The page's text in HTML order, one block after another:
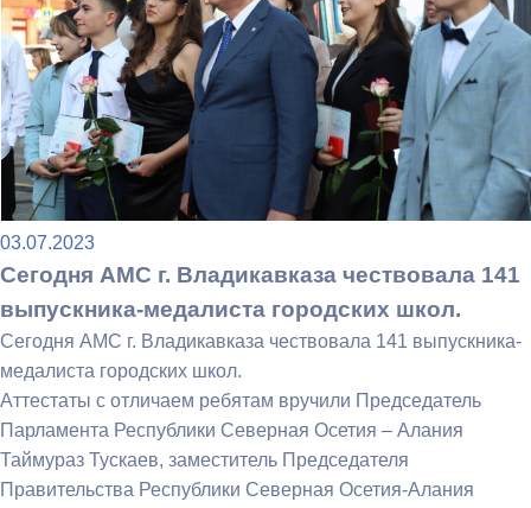
03.07.2023
Сегодня АМС г. Владикавказа чествовала 141
выпускника-медалиста городских школ.
Сегодня АМС г. Владикавказа чествовала 141 выпускника-
медалиста городских школ.
Аттестаты с отличаем ребятам вручили Председатель
Парламента Республики Северная Осетия – Алания
Таймураз Тускаев, заместитель Председателя
Правительства Республики Северная Осетия-Алания